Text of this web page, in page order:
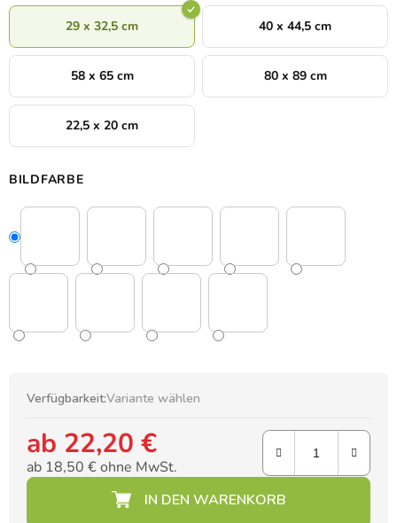
29 x 32,5 cm 40 x 44,5 cm
58 x 65 cm 80 x 89 cm
22,5 x 20 cm
BILDFARBE
Verfügbarkeit:Variante wählen
ab 22,20 €
ab 18,50 €ohne MwSt.